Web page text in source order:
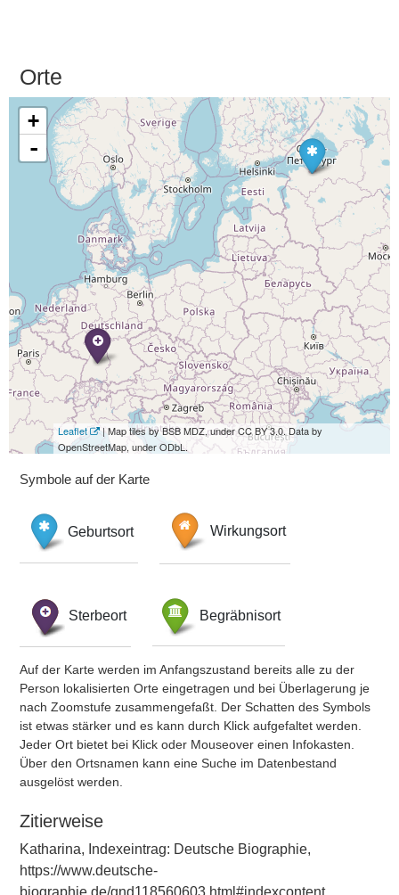
Orte
+
-
Leaflet
| Map tiles by BSB MDZ, under CC BY 3.0. Data by
OpenStreetMap, under ODbL.
Symbole auf der Karte
Geburtsort Wirkungsort
Sterbeort Begräbnisort
Auf der Karte werden im Anfangszustand bereits alle zu der
Person lokalisierten Orte eingetragen und bei Überlagerung je
nach Zoomstufe zusammengefaßt. Der Schatten des Symbols
ist etwas stärker und es kann durch Klick aufgefaltet werden.
Jeder Ort bietet bei Klick oder Mouseover einen Infokasten.
Über den Ortsnamen kann eine Suche im Datenbestand
ausgelöst werden.
Zitierweise
Katharina, Indexeintrag: Deutsche Biographie,
https://www.deutsche-
biographie.de/gnd118560603.html#indexcontent